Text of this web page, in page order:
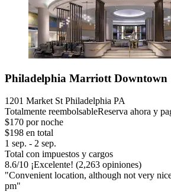
Philadelphia Marriott Downtown
1201 Market St Philadelphia PA
Totalmente reembolsableReserva ahora y
$170 por noche
$198 en total
1 sep. - 2 sep.
Total con impuestos y cargos
8.6/10 ¡Excelente! (2,263 opiniones)
"Convenient location, although not very
pm"